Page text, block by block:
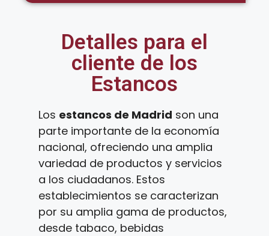
Detalles para el
cliente de los
Estancos
Los estancos de Madrid son una
parte importante de la economía
nacional, ofreciendo una amplia
variedad de productos y servicios
a los ciudadanos. Estos
establecimientos se caracterizan
por su amplia gama de productos,
desde tabaco, bebidas